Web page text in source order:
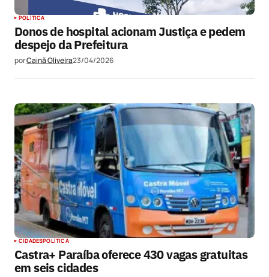
POLÍTICA
Donos de hospital acionam Justiça e pedem
despejo da Prefeitura
porCainã Oliveira23/04/2026
CIDADESPOLÍTICA
Castra+ Paraíba oferece 430 vagas gratuitas
em seis cidades